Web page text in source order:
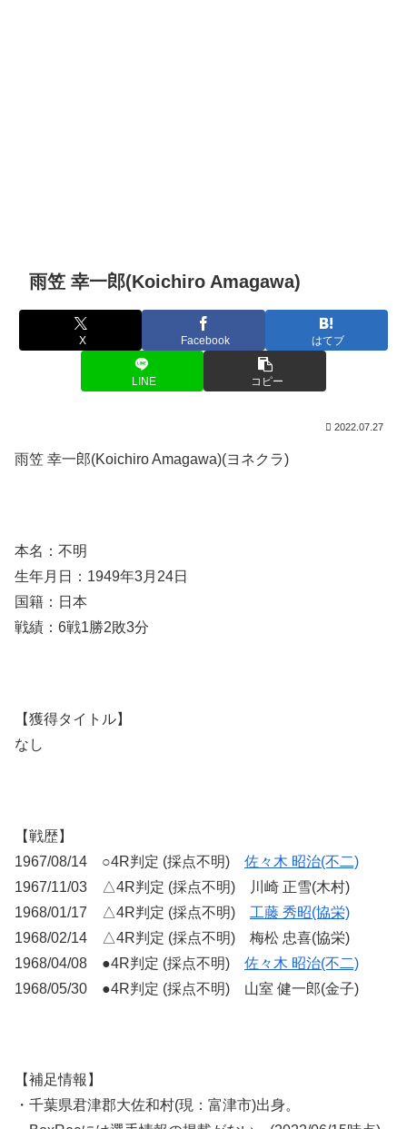
雨笠 幸一郎(Koichiro Amagawa)
X Facebook はてブ
LINE コピー
2022.07.27
雨笠 幸一郎(Koichiro Amagawa)(ヨネクラ)
本名：不明
生年月日：1949年3月24日
国籍：日本
戦績：6戦1勝2敗3分
【獲得タイトル】
なし
【戦歴】
1967/08/14 ○4R判定 (採点不明) 佐々木 昭治(不二)
1967/11/03 △4R判定 (採点不明) 川崎 正雪(木村)
1968/01/17 △4R判定 (採点不明) 工藤 秀昭(協栄)
1968/02/14 △4R判定 (採点不明) 梅松 忠喜(協栄)
1968/04/08 ●4R判定 (採点不明) 佐々木 昭治(不二)
1968/05/30 ●4R判定 (採点不明) 山室 健一郎(金子)
【補足情報】
・千葉県君津郡大佐和村(現：富津市)出身。